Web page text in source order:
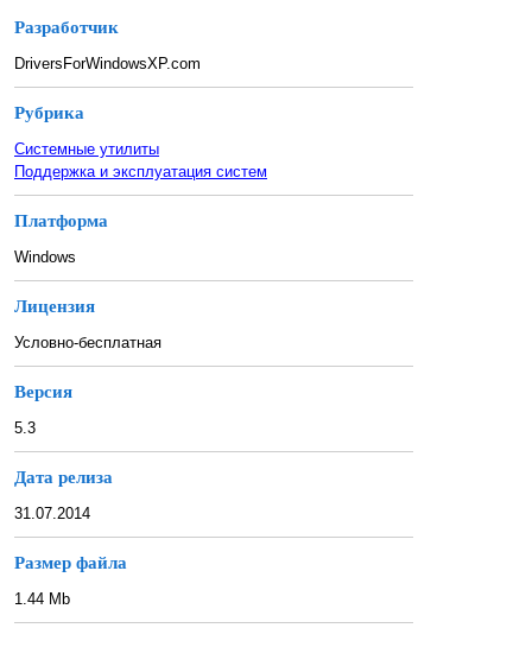
Разработчик
DriversForWindowsXP.com
Рубрика
Системные утилиты
Поддержка и эксплуатация систем
Платформа
Windows
Лицензия
Условно-бесплатная
Версия
5.3
Дата релиза
31.07.2014
Размер файла
1.44 Mb